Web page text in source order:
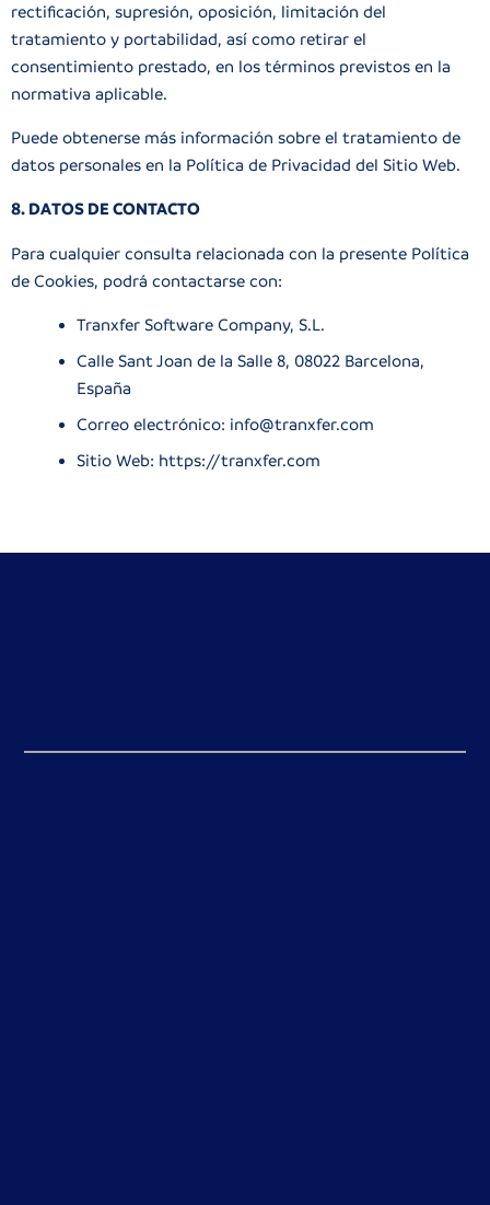
rectificación, supresión, oposición, limitación del
tratamiento y portabilidad, así como retirar el
consentimiento prestado, en los términos previstos en la
normativa aplicable.
Puede obtenerse más información sobre el tratamiento de
datos personales en la Política de Privacidad del Sitio Web.
8. DATOS DE CONTACTO
Para cualquier consulta relacionada con la presente Política
de Cookies, podrá contactarse con:
Tranxfer Software Company, S.L.
Calle Sant Joan de la Salle 8, 08022 Barcelona,
España
Correo electrónico: info@tranxfer.com
Sitio Web: https://tranxfer.com